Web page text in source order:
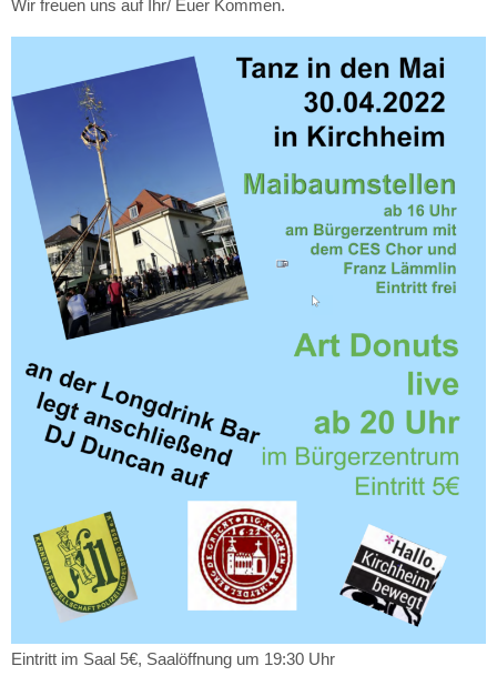
Wir freuen uns auf Ihr/ Euer Kommen.
Eintritt im Saal 5€, Saalöffnung um 19:30 Uhr